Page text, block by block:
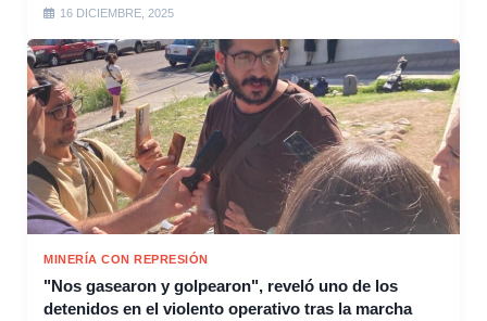
16 DICIEMBRE, 2025
MINERÍA CON REPRESIÓN
"Nos gasearon y golpearon", reveló uno de los
detenidos en el violento operativo tras la marcha